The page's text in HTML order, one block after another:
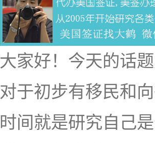
大家好！今天的话
对于初步有移民和
时间就是研究自己